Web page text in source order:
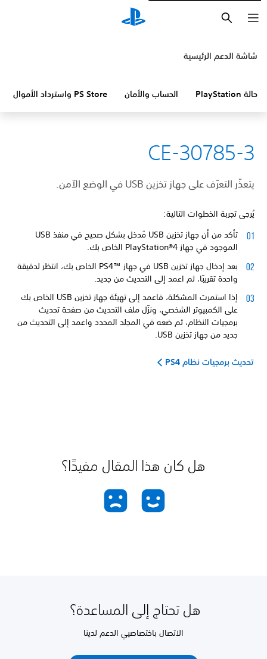
شاشة الدعم الرئيسية
حالة PlayStation الحساب والأمان PS Store واسترداد الأموال
CE-30785-3
يتعذّر التعرّف على جهاز تخزين USB في الوضع الآمن.
يُرجى تجربة الخطوات التالية:
تأكد من أن جهاز تخزين USB مُدخل بشكل صحيح في منفذ USB
الموجود في جهاز PlayStation®4 الخاص بك.
بعد إدخال جهاز تخزين USB في جهاز PS4™‎ الخاص بك، انتظر لدقيقة
واحدة تقريبًا، ثم اعمد إلى التحديث من جديد.
إذا استمرت المشكلة، فاعمد إلى تهيئة جهاز تخزين USB الخاص بك
على الكمبيوتر الشخصي، ونزّل ملف التحديث من صفحة تحديث
برمجيات النظام، ثم ضعه في المجلد المحدد واعمد إلى التحديث من
جديد من جهاز تخزين USB.
تحديث برمجيات نظام PS4
هل كان هذا المقال مفيدًا؟
هل تحتاج إلى المساعدة؟
الاتصال باختصاصيي الدعم لدينا